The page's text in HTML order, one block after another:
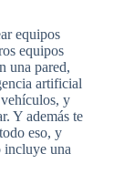
equipos
equipos
una pared,
artificial
y
Y además te
eso, y
incluye una